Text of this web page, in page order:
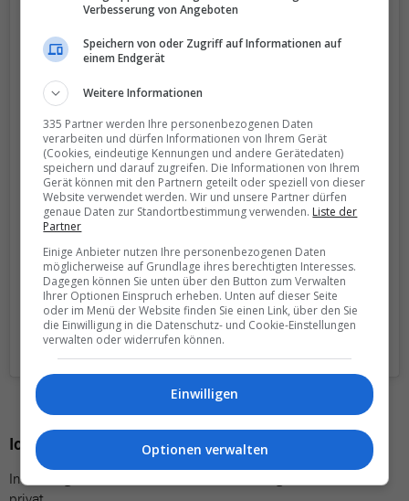
View this post on Instagram
A post shared by Céline Victor (@celinevictorofficial)
Ich buche jeweils über:
In der Regel buche ich über Finass Reisen – geschäftlich und
Verbesserung von Angeboten
Speichern von oder Zugriff auf Informationen auf
einem Endgerät
Weitere Informationen
335 Partner werden Ihre personenbezogenen Daten
verarbeiten und dürfen Informationen von Ihrem Gerät
(Cookies, eindeutige Kennungen und andere Gerätedaten)
speichern und darauf zugreifen. Die Informationen von Ihrem
Gerät können mit den Partnern geteilt oder speziell von dieser
Website verwendet werden. Wir und unsere Partner dürfen
genaue Daten zur Standortbestimmung verwenden. Liste der
Partner
Einige Anbieter nutzen Ihre personenbezogenen Daten
möglicherweise auf Grundlage ihres berechtigten Interesses.
Dagegen können Sie unten über den Button zum Verwalten
Ihrer Optionen Einspruch erheben. Unten auf dieser Seite
oder im Menü der Website finden Sie einen Link, über den Sie
die Einwilligung in die Datenschutz- und Cookie-Einstellungen
verwalten oder widerrufen können.
Einwilligen
Optionen verwalten